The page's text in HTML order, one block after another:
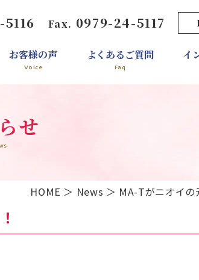
Fax. 0979-24-5117
お客様の声
Voice
よくあるご質問
Faq
イ
せ
HOME ＞ News ＞ MA-Tがニオイの